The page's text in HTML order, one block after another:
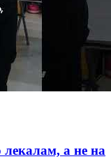
а не на